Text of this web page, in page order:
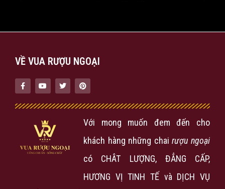
VỀ VUA RƯỢU NGOẠI
Với mong muốn đem đến cho
khách hàng những chairượu ngoại
có CHÂT LƯỢNG, ĐẲNG CẤP,
HƯƠNG VỊ TINH TẾ và DỊCH VỤ